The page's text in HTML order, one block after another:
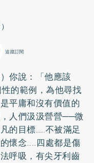
追蹤訂閱
你說：「他應該
的範例，為他尋找
平庸和沒有價值的
人們汲汲營營──微
的目標……不被滿足
懷念……四處都是傷
呼吸，有尖牙利齒